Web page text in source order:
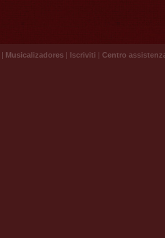
| Musicalizadores | Iscriviti | Centro